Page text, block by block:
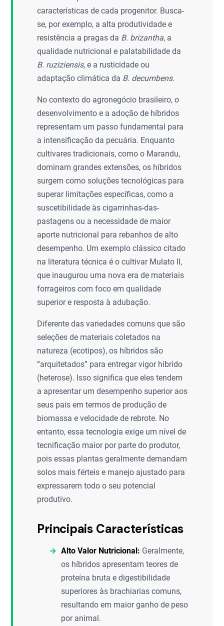
características de cada progenitor. Busca-
se, por exemplo, a alta produtividade e
resistência a pragas da B. brizantha, a
qualidade nutricional e palatabilidade da
B. ruziziensis, e a rusticidade ou
adaptação climática da B. decumbens.
No contexto do agronegócio brasileiro, o
desenvolvimento e a adoção de híbridos
representam um passo fundamental para
a intensificação da pecuária. Enquanto
cultivares tradicionais, como o Marandu,
dominam grandes extensões, os híbridos
surgem como soluções tecnológicas para
superar limitações específicas, como a
suscetibilidade às cigarrinhas-das-
pastagens ou a necessidade de maior
aporte nutricional para rebanhos de alto
desempenho. Um exemplo clássico citado
na literatura técnica é o cultivar Mulato II,
que inaugurou uma nova era de materiais
forrageiros com foco em qualidade
superior e resposta à adubação.
Diferente das variedades comuns que são
seleções de materiais coletados na
natureza (ecotipos), os híbridos são
“arquitetados” para entregar vigor híbrido
(heterose). Isso significa que eles tendem
a apresentar um desempenho superior aos
seus pais em termos de produção de
biomassa e velocidade de rebrote. No
entanto, essa tecnologia exige um nível de
tecnificação maior por parte do produtor,
pois essas plantas geralmente demandam
solos mais férteis e manejo ajustado para
expressarem todo o seu potencial
produtivo.
Principais Características
Alto Valor Nutricional: Geralmente,
os híbridos apresentam teores de
proteína bruta e digestibilidade
superiores às brachiarias comuns,
resultando em maior ganho de peso
por animal.